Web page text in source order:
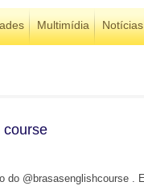
Multimídia Notícias
course
do @brasasenglishcourse .